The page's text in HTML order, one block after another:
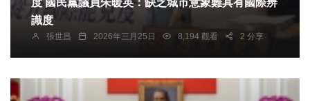
識度
張世昌 2026年三月25日 8,194 觀看 2 分享